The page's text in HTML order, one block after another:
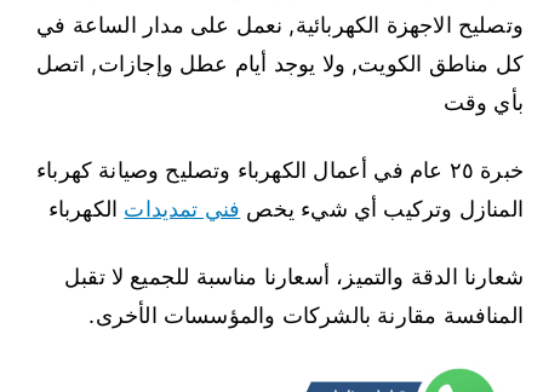
وتصليح الاجهزة الكهربائية, نعمل على مدار الساعة في
كل مناطق الكويت, ولا يوجد أيام عطل وإجازات, اتصل
بأي وقت
خبرة ٢٥ عام في أعمال الكهرباء وتصليح وصيانة كهرباء
المنازل وتركيب أي شيء يخص فني تمديدات الكهرباء
شعارنا الدقة والتميز، أسعارنا مناسبة للجميع لا تقبل
المنافسة مقارنة بالشركات والمؤسسات الأخرى.